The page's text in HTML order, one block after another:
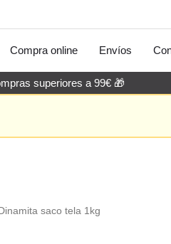
Compra online Envíos
superiores a 99€ 🎁
saco tela 1kg